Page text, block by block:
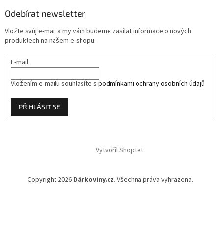
Odebírat newsletter
Vložte svůj e-mail a my vám budeme zasílat informace o nových
produktech na našem e-shopu.
E-mail
Vložením e-mailu souhlasíte s podmínkami ochrany osobních údajů
PŘIHLÁSIT SE
Vytvořil Shoptet
Copyright 2026 Dárkoviny.cz. Všechna práva vyhrazena.